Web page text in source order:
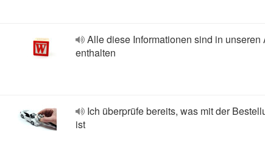
Alle diese Informationen sind in unseren
enthalten
Ich überprüfe bereits, was mit der
ist